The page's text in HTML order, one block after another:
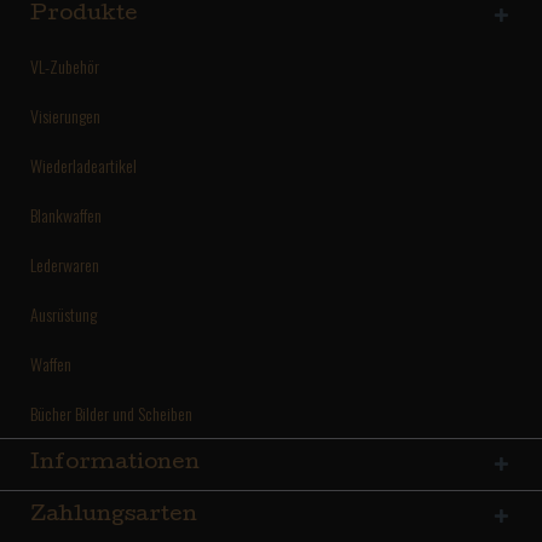
Produkte
VL-Zubehör
Visierungen
Wiederladeartikel
Blankwaffen
Lederwaren
Ausrüstung
Waffen
Bücher Bilder und Scheiben
Informationen
Zahlungsarten